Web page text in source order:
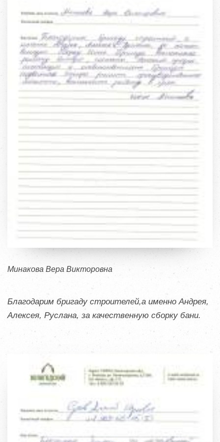
Минакова Вера Викторовна
Благодарим бригаду строителей,а именно Андрея,
Алексея, Руслана, за качественную сборку бани.